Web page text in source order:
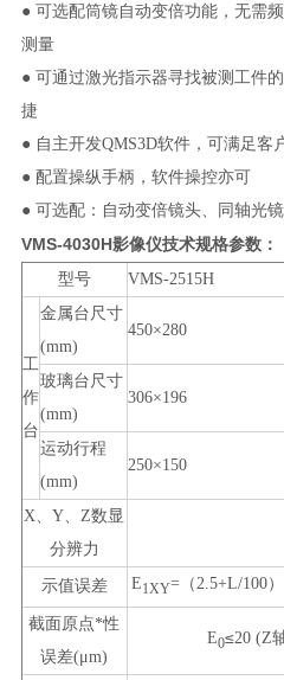
● 可选配筒镜自动变倍功能，无需
测量
● 可通过激光指示器寻找被测工件
捷
● 自主开发QMS3D软件，可满足客
● 配置操纵手柄，软件操控亦可
● 可选配：自动变倍镜头、同轴光
VMS-4030H影像仪技术规格参数：
型号
VMS-2515H
工
作
台
金属台尺寸
(mm)
450×280
玻璃台尺寸
(mm)
306×196
运动行程
(mm)
250×150
X 、Y Z数显
分辨力
示值误差 E1XY=（ 2.5+L/100）
截面原点*性
误差(μm)
E0≤20 (Z